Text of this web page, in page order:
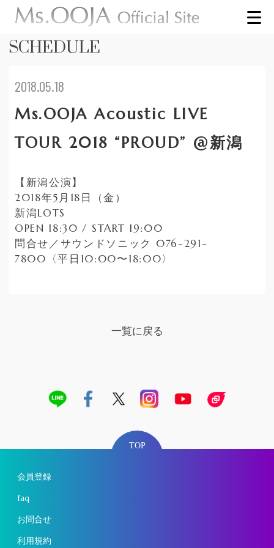
SCHEDULE
2018.05.18
Ms.OOJA Acoustic LIVE
TOUR 2018 “PROUD” @新潟
【新潟公演】
2018年5月18日（金）
新潟LOTS
OPEN 18:30 / START 19:00
問合せ／サウンドソニック 076-291-
7800〈平日10:00〜18:00〉
一覧に戻る
TOP
会員登録
faq
お問合せ
利用規約